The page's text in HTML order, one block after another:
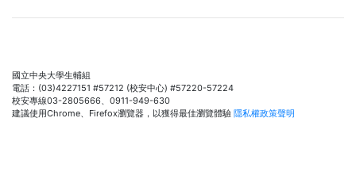
國立中央大學生輔組
電話：(03)4227151 #57212 (校安中心) #57220-57224
校安專線03-2805666、0911-949-630
建議使用Chrome、Firefox瀏覽器，以獲得最佳瀏覽體驗 隱私權政策聲明